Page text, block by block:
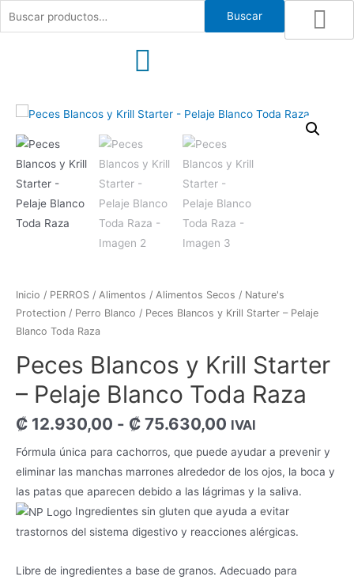
Buscar
Inicio / PERROS / Alimentos / Alimentos Secos / Nature's
Protection / Perro Blanco / Peces Blancos y Krill Starter – Pelaje
Blanco Toda Raza
Peces Blancos y Krill Starter
– Pelaje Blanco Toda Raza
₡ 12.930,00 - ₡ 75.630,00 Rango
de
precios:
desde
₡ 12.930,00
hasta
IVAI
Fórmula única para cachorros, que puede ayudar a prevenir y
eliminar las manchas marrones alrededor de los ojos, la boca y
las patas que aparecen debido a las lágrimas y la saliva.
Ingredientes sin gluten que ayuda a evitar
trastornos del sistema digestivo y reacciones alérgicas.
Libre de ingredientes a base de granos. Adecuado para